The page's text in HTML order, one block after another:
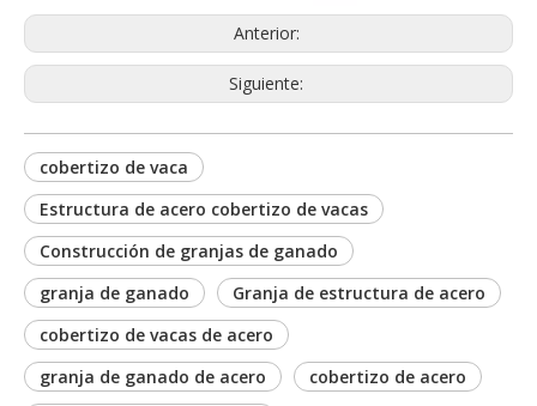
Anterior:
Siguiente:
cobertizo de vaca
Estructura de acero cobertizo de vacas
Construcción de granjas de ganado
granja de ganado
Granja de estructura de acero
cobertizo de vacas de acero
granja de ganado de acero
cobertizo de acero